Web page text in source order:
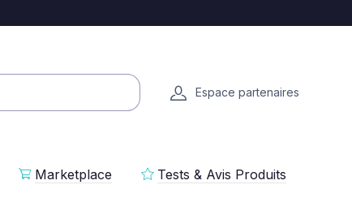
Espace partenaires
Marketplace Tests & Avis Produits